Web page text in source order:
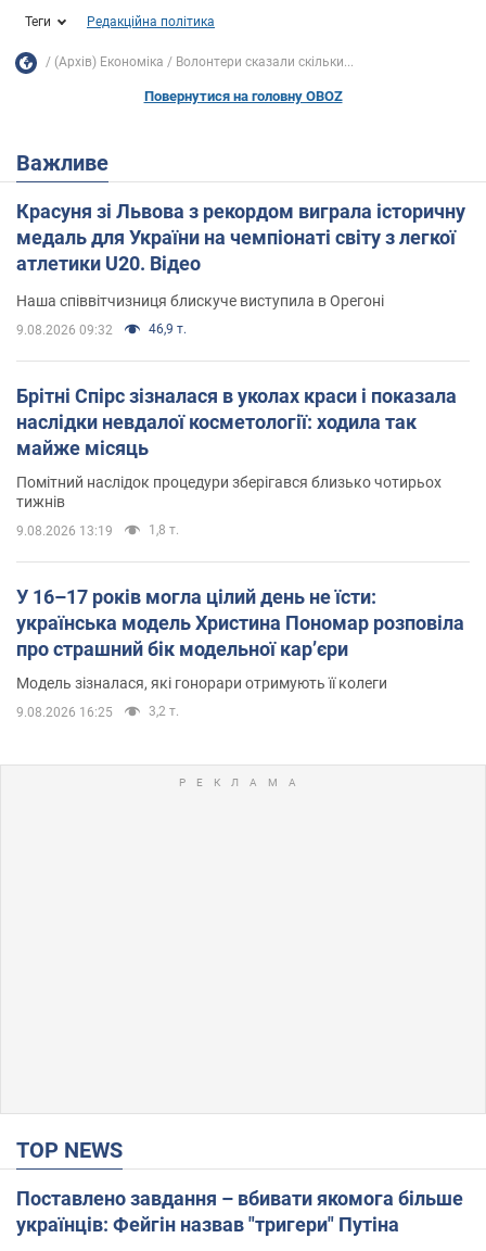
Теги Редакційна політика
(Архів) Економіка Волонтери сказали скільки...
Повернутися на головну OBOZ
Важливе
Красуня зі Львова з рекордом виграла історичну
медаль для України на чемпіонаті світу з легкої
атлетики U20. Відео
Наша співвітчизниця блискуче виступила в Орегоні
9.08.2026 09:32 46,9 т.
Брітні Спірс зізналася в уколах краси і показала
наслідки невдалої косметології: ходила так
майже місяць
Помітний наслідок процедури зберігався близько чотирьох
тижнів
9.08.2026 13:19 1,8 т.
У 16–17 років могла цілий день не їсти:
українська модель Христина Пономар розповіла
про страшний бік модельної кар’єри
Модель зізналася, які гонорари отримують її колеги
9.08.2026 16:25 3,2 т.
TOP NEWS
Поставлено завдання – вбивати якомога більше
українців: Фейгін назвав "тригери" Путіна